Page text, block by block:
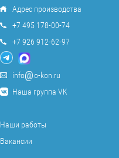
Адрес производства
+7 495 178-00-74
+7 926 912-62-97
info
o-kon.ru
Наша группа VK
Наши работы
Вакансии